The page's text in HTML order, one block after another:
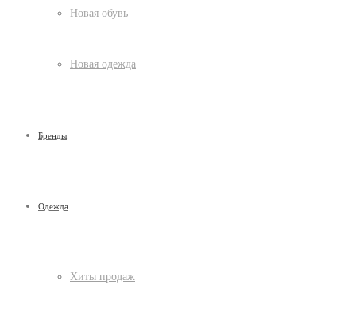
Новая обувь
Новая одежда
Бренды
Одежда
Хиты продаж